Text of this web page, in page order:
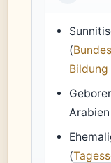
(
Bildung
(